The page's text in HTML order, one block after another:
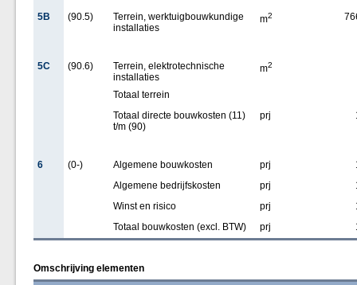
5B (90.5)
Terrein, werktuigbouwkundige
installaties
m2
5C (90.6)
Terrein, elektrotechnische
installaties
m2
Totaal terrein
Totaal directe bouwkosten (11)
t/m (90)
prj
6 (0-) Algemene bouwkosten prj
Algemene bedrijfskosten
prj
Winst en risico
prj
Totaal bouwkosten (excl. BTW)
prj
Omschrijving elementen